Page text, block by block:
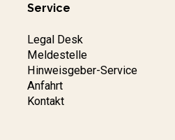
Service
Legal Desk
Meldestelle
Hinweisgeber-Service
Anfahrt
Kontakt